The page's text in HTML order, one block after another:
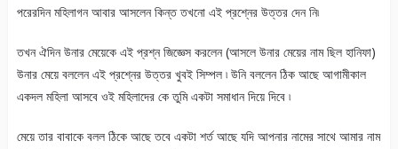
পরেরদিন মহিলাগন আবার আসলেন কিন্ত তখনো এই প্রশ্নের উত্তর দেন নি৷
তখন ঐদিন উনার মেয়েকে এই প্রশ্ন জিজ্ঞেস করলেন (আসলে উনার মেয়ের নাম ছিল হানিফা)
উনার মেয়ে বললেন এই প্রশ্নের উত্তর খুবই সিম্পল ৷ উনি বললেন ঠিক আছে আগামীকাল
একদল মহিলা আসবে ওই মহিলাদের কে তুমি একটা সমাধান দিয়ে দিবে ৷
মেয়ে তার বাবাকে বলল ঠিকে আছে তবে একটা শর্ত আছে যদি আপনার নামের সাথে আমার নাম